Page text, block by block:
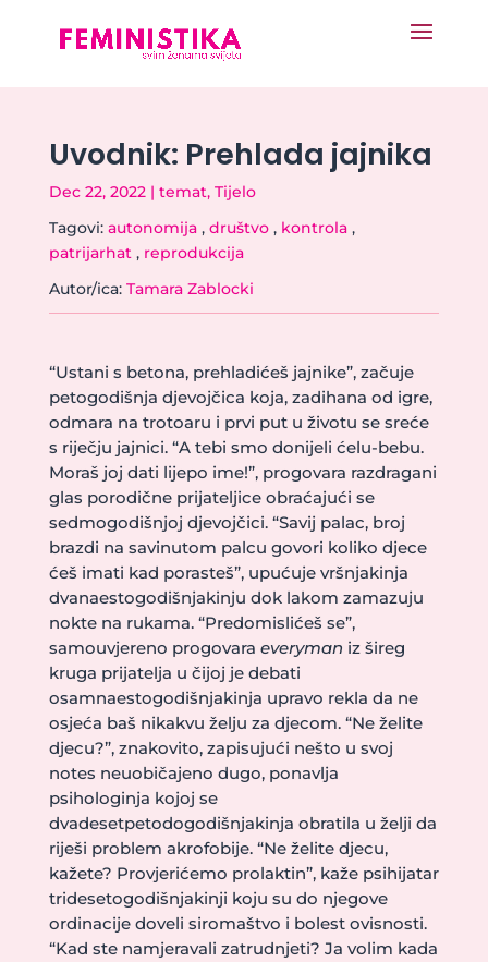
Uvodnik: Prehlada jajnika
Dec 22, 2022| temat, Tijelo
Tagovi: autonomija, društvo, kontrola,
patrijarhat, reprodukcija
Autor/ica: Tamara Zablocki
“Ustani s betona, prehladićeš jajnike”, začuje
petogodišnja djevojčica koja, zadihana od igre,
odmara na trotoaru i prvi put u životu se sreće
s riječju jajnici. “A tebi smo donijeli ćelu-bebu.
Moraš joj dati lijepo ime!”, progovara razdragani
glas porodične prijateljice obraćajući se
sedmogodišnjoj djevojčici. “Savij palac, broj
brazdi na savinutom palcu govori koliko djece
ćeš imati kad porasteš”, upućuje vršnjakinja
dvanaestogodišnjakinju dok lakom zamazuju
nokte na rukama. “Predomislićeš se”,
samouvjereno progovara everyman iz šireg
kruga prijatelja u čijoj je debati
osamnaestogodišnjakinja upravo rekla da ne
osjeća baš nikakvu želju za djecom. “Ne želite
djecu?”, znakovito, zapisujući nešto u svoj
notes neuobičajeno dugo, ponavlja
psihologinja kojoj se
dvadesetpetodogodišnjakinja obratila u želji da
riješi problem akrofobije. “Ne želite djecu,
kažete? Provjerićemo prolaktin”, kaže psihijatar
tridesetogodišnjakinji koju su do njegove
ordinacije doveli siromaštvo i bolest ovisnosti.
“Kad ste namjeravali zatrudnjeti? Ja volim kada